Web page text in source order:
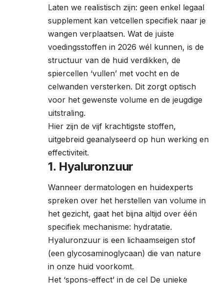
Laten we realistisch zijn: geen enkel legaal
supplement kan vetcellen specifiek naar je
wangen verplaatsen. Wat de juiste
voedingsstoffen in 2026 wél kunnen, is de
structuur van de huid verdikken, de
spiercellen ‘vullen’ met vocht en de
celwanden versterken. Dit zorgt optisch
voor het gewenste volume en de jeugdige
uitstraling.
Hier zijn de vijf krachtigste stoffen,
uitgebreid geanalyseerd op hun werking en
effectiviteit.
1. Hyaluronzuur
Wanneer dermatologen en huidexperts
spreken over het herstellen van volume in
het gezicht, gaat het bijna altijd over één
specifiek mechanisme: hydratatie.
Hyaluronzuur is een lichaamseigen stof
(een glycosaminoglycaan) die van nature
in onze huid voorkomt.
Het ‘spons-effect’ in de cel De unieke